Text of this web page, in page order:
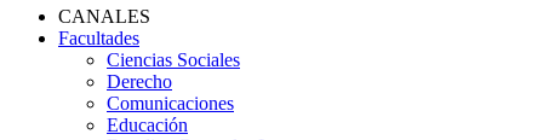
CANALES
Facultades
Ciencias Sociales
Derecho
Comunicaciones
Educación